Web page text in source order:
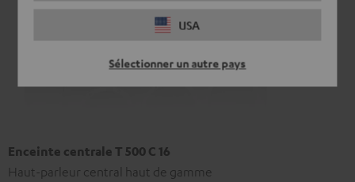
USA
Sélectionner un autre pays
Enceinte centrale T 500 C 16
Haut-parleur central haut de gamme